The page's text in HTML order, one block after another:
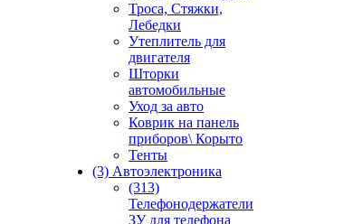
Троса, Стяжки,
Лебедки
Утеплитель для
двигателя
Шторки
автомобильные
Уход за авто
Коврик на панель
приборов\ Корыто
Тенты
(3) Автоэлектроника
(313)
Телефонодержатели
ЗУ для телефона